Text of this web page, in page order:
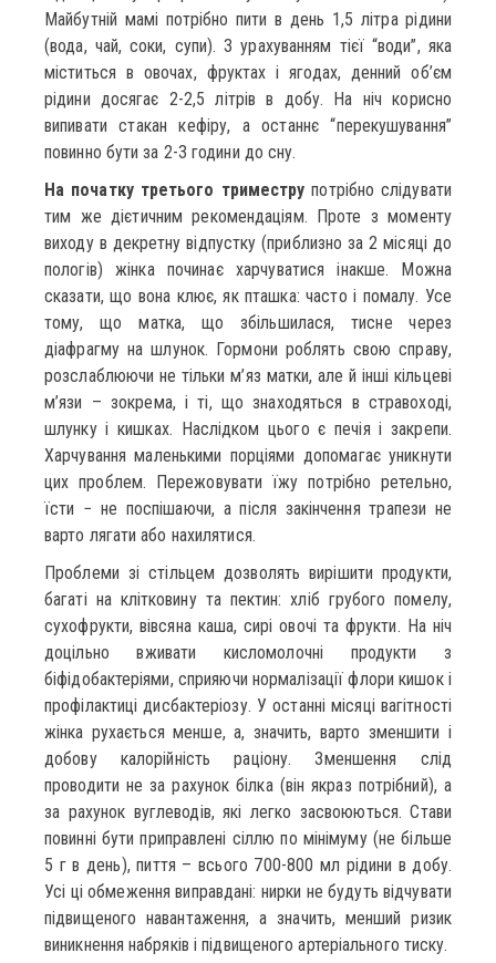
Майбутній мамі потрібно пити в день 1,5 літра рідини
(вода, чай, соки, супи). З урахуванням тієї “води”, яка
міститься в овочах, фруктах і ягодах, денний об’єм
рідини досягає 2-2,5 літрів в добу. На ніч корисно
випивати стакан кефіру, а останнє “перекушування”
повинно бути за 2-3 години до сну.
На початку третього триместру потрібно слідувати
тим же дієтичним рекомендаціям. Проте з моменту
виходу в декретну відпустку (приблизно за 2 місяці до
пологів) жінка починає харчуватися інакше. Можна
сказати, що вона клює, як пташка: часто і помалу. Усе
тому, що матка, що збільшилася, тисне через
діафрагму на шлунок. Гормони роблять свою справу,
розслаблюючи не тільки м’яз матки, але й інші кільцеві
м’язи – зокрема, і ті, що знаходяться в стравоході,
шлунку і кишках. Наслідком цього є печія і закрепи.
Харчування маленькими порціями допомагає уникнути
цих проблем. Пережовувати їжу потрібно ретельно,
їсти − не поспішаючи, а після закінчення трапези не
варто лягати або нахилятися.
Проблеми зі стільцем дозволять вирішити продукти,
багаті на клітковину та пектин: хліб грубого помелу,
сухофрукти, вівсяна каша, сирі овочі та фрукти. На ніч
доцільно вживати кисломолочні продукти з
біфідобактеріями, сприяючи нормалізації флори кишок і
профілактиці дисбактеріозу. У останні місяці вагітності
жінка рухається менше, а, значить, варто зменшити і
добову калорійність раціону. Зменшення слід
проводити не за рахунок білка (він якраз потрібний), а
за рахунок вуглеводів, які легко засвоюються. Стави
повинні бути приправлені сіллю по мінімуму (не більше
5 г в день), пиття – всього 700-800 мл рідини в добу.
Усі ці обмеження виправдані: нирки не будуть відчувати
підвищеного навантаження, а значить, менший ризик
виникнення набряків і підвищеного артеріального тиску.